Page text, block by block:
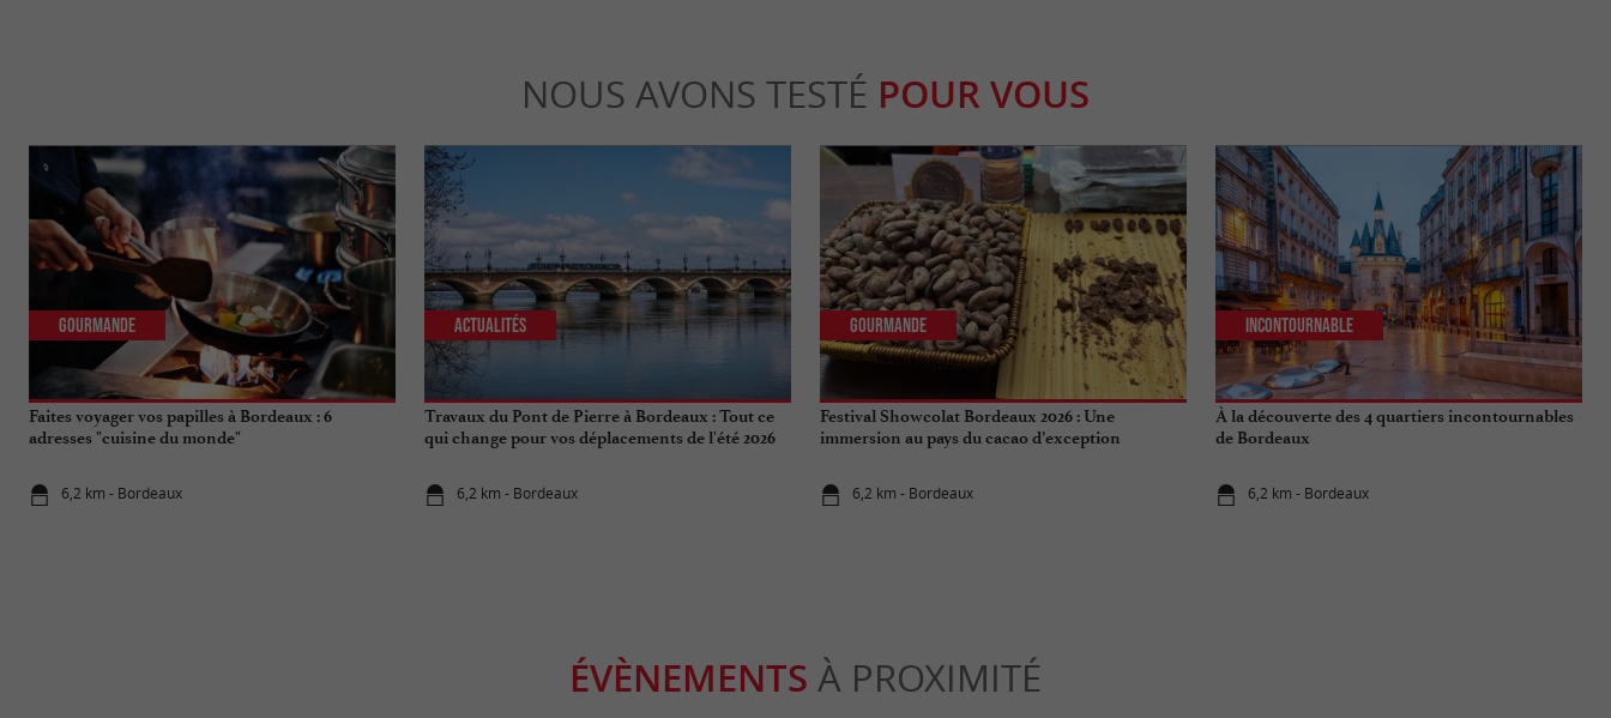
NOUS AVONS TESTÉ POUR VOUS
Faites voyager vos papilles à Bordeaux : 6
adresses "cuisine du monde"
6,2 km - Bordeaux
Gourmande
Travaux du Pont de Pierre à Bordeaux : Tout ce
qui change pour vos déplacements de l'été 2026
6,2 km - Bordeaux
Actualités
Festival Showcolat Bordeaux 2026 : Une
immersion au pays du cacao d’exception
6,2 km - Bordeaux
Gourmande
À la découverte des 4 quartiers incontournables
de Bordeaux
6,2 km - Bordeaux
Incontournable
ÉVÈNEMENTS À PROXIMITÉ